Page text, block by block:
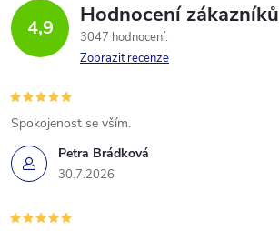
4,9 Hodnocení zákazníků
3047 hodnocení
Zobrazit recenze
Petra Brádková
30.7.2026
Spokojenost se vším.